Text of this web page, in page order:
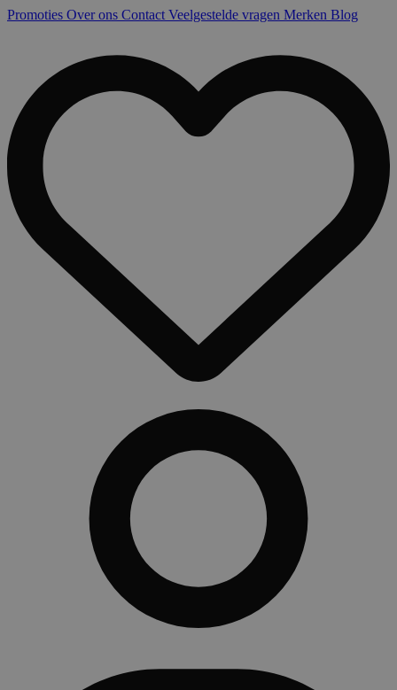
Promoties Over ons Contact Veelgestelde vragen Merken Blog